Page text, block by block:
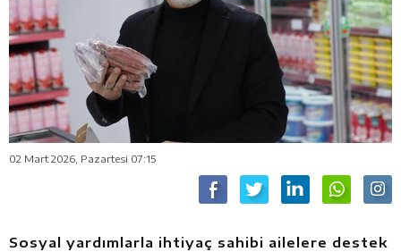
02 Mart 2026, Pazartesi 07:15
Sosyal yardımlarla ihtiyaç sahibi ailelere destek